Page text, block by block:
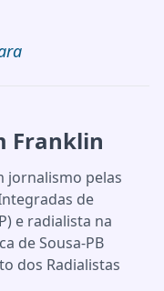
Franklin
jornalismo pelas
de
e radialista na
de Sousa-PB
dos Radialistas